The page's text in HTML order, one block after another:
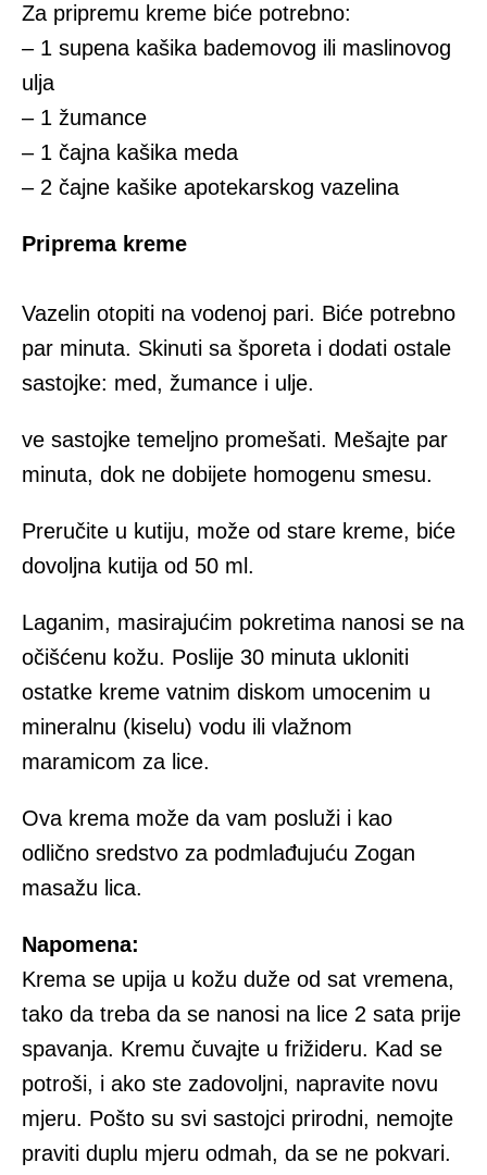
Za pripremu kreme biće potrebno:
– 1 supena kašika bademovog ili maslinovog
ulja
– 1 žumance
– 1 čajna kašika meda
– 2 čajne kašike apotekarskog vazelina
Priprema kreme
Vazelin otopiti na vodenoj pari. Biće potrebno
par minuta. Skinuti sa šporeta i dodati ostale
sastojke: med, žumance i ulje.
ve sastojke temeljno promešati. Mešajte par
minuta, dok ne dobijete homogenu smesu.
Preručite u kutiju, može od stare kreme, biće
dovoljna kutija od 50 ml.
Laganim, masirajućim pokretima nanosi se na
očišćenu kožu. Poslije 30 minuta ukloniti
ostatke kreme vatnim diskom umocenim u
mineralnu (kiselu) vodu ili vlažnom
maramicom za lice.
Ova krema može da vam posluži i kao
odlično sredstvo za podmlađujuću Zogan
masažu lica.
Napomena:
Krema se upija u kožu duže od sat vremena,
tako da treba da se nanosi na lice 2 sata prije
spavanja. Kremu čuvajte u frižideru. Kad se
potroši, i ako ste zadovoljni, napravite novu
mjeru. Pošto su svi sastojci prirodni, nemojte
praviti duplu mjeru odmah, da se ne pokvari.